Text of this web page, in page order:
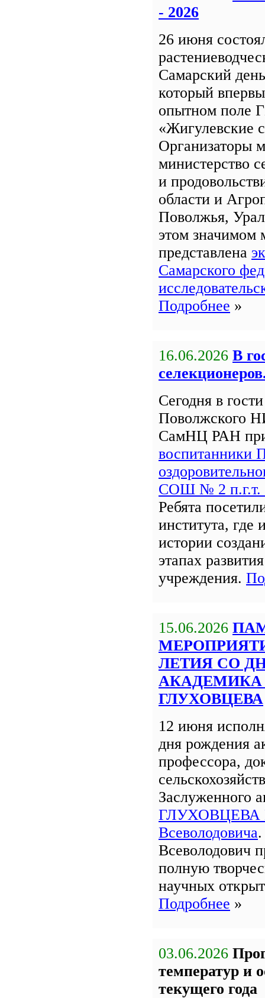
- 2026
26 июня
Самарский
который
опытном поле
«Жигулевские
Организаторы
министерство
и
области и
Поволжья,
этом значимом
представлена
Самарского
Подробнее »
16.06.2026 В
Сегодня в
Поволжского
СамНЦ РАН
воспитанники
СОШ № 2 п.г.т.
Ребята
института, где
истории
этапах
учреждения.
15.06.2026
ЛЕТИЯ СО
АКАДЕМИКА
ГЛУХОВЦЕВА
12 июня
дня рождения
профессора,
Заслуженного
ГЛУХОВЦЕВА
Всеволодовича
Всеволодович
полную
научных
Подробнее »
03.06.2026
температур и
текущего года